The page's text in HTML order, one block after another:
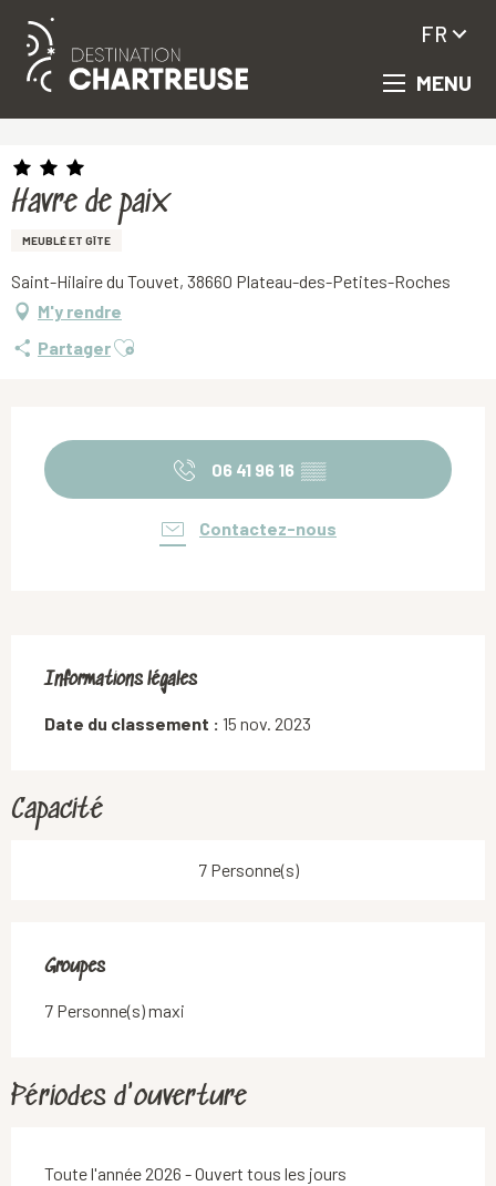
Aller
principal
MENU
FR
Havre de paix
MEUBLÉ ET GÎTE
Saint-Hilaire du Touvet, 38660 Plateau-des-Petites-Roches
M'y rendre
PartagerAjouter aux favoris
06 41 96 16 ▒▒
Contactez-nous
Informations légales
Informations légales
Date du classement : 15 nov. 2023
Capacité
7 Personne(s)
Groupes
Groupes
7 Personne(s) maxi
Périodes d'ouverture
Toute l'année 2026 - Ouvert tous les jours